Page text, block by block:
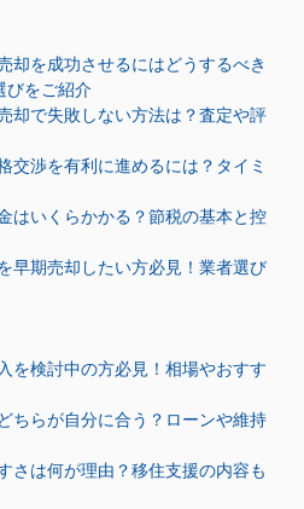
却を成功させるにはどうするべき
びをご紹介
却で失敗しない方法は？査定や評
交渉を有利に進めるには？タイミ
はいくらかかる？節税の基本と控
早期売却したい方必見！業者選び
を検討中の方必見！相場やおすす
ちらが自分に合う？ローンや維持
さは何が理由？移住支援の内容も